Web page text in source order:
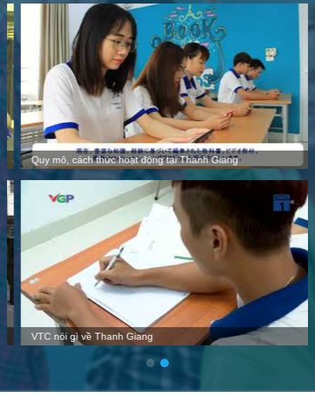
Quy mô, cách thức hoạt động tại Thanh Giang
VTC nói gì về Thanh Giang